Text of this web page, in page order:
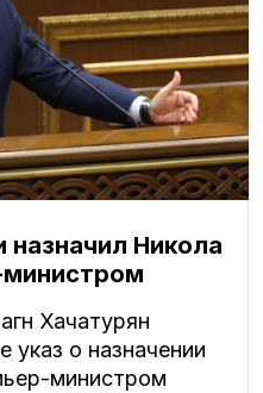
Никола
Хачатурян
указ о назначении
министром